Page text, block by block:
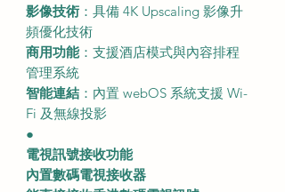
影像技術 ：具備 4K Upscaling 影像升
頻優化技術
商用功能：支援酒店模式與內容排程
管理系統
智能連結 ：內置 webOS 系統支援 Wi-
Fi 及無線投影
●
電視訊號接收功能
內置數碼電視接收器